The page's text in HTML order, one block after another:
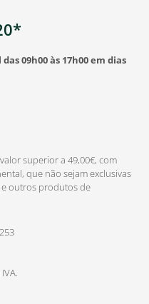
09h00 às 17h00 em dias
superior a 49,00€, com
que não sejam exclusivas
e outros produtos de